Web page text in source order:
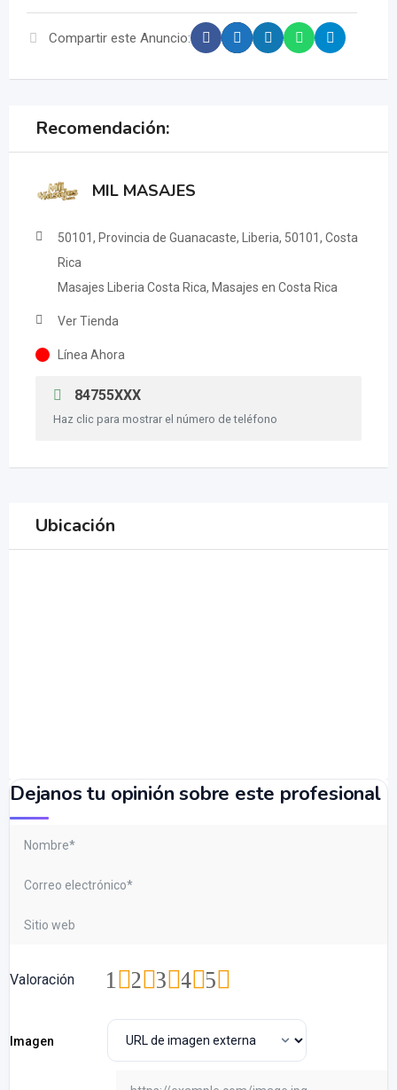
Compartir este Anuncio:
Recomendación:
MIL MASAJES
50101, Provincia de Guanacaste, Liberia, 50101, Costa
Rica
Masajes Liberia Costa Rica, Masajes en Costa Rica
Ver Tienda
Línea Ahora
84755XXX
Haz clic para mostrar el número de teléfono
Ubicación
Dejanos tu opinión sobre este profesional
Valoración 5
4
3
2
1
Imagen